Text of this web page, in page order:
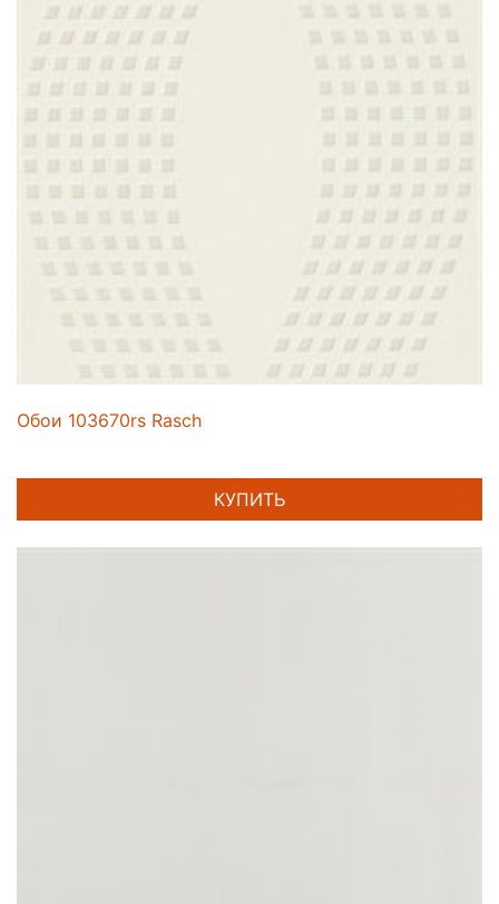
Обои 103670rs Rasch
КУПИТЬ